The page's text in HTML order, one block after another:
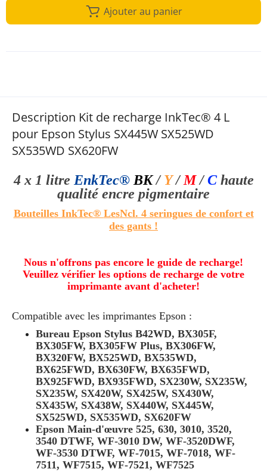
Ajouter au panier
Description Kit de recharge InkTec® 4 L
pour Epson Stylus SX445W SX525WD
SX535WD SX620FW
4 x 1 litre EnkTec® BK/Y/M/Chaute
qualitéencre pigmentaire
Bouteilles InkTec® LesNcl. 4 seringues de confortet
des gants !
Nous n'offrons pas encore le guide de recharge!
Veuillez vérifier les options de recharge de votre
imprimante avant d'acheter!
Compatible avec les imprimantes Epson :
Bureau Epson Stylus B42WD, BX305F,
BX305FW, BX305FW Plus, BX306FW,
BX320FW, BX525WD, BX535WD,
BX625FWD, BX630FW, BX635FWD,
BX925FWD, BX935FWD, SX230W, SX235W,
SX235W, SX420W, SX425W, SX430W,
SX435W, SX438W, SX440W, SX445W,
SX525WD, SX535WD, SX620FW
Epson Main-d'œuvre 525, 630, 3010, 3520,
3540 DTWF, WF-3010 DW, WF-3520DWF,
WF-3530 DTWF, WF-7015, WF-7018, WF-
7511, WF7515, WF-7521, WF7525